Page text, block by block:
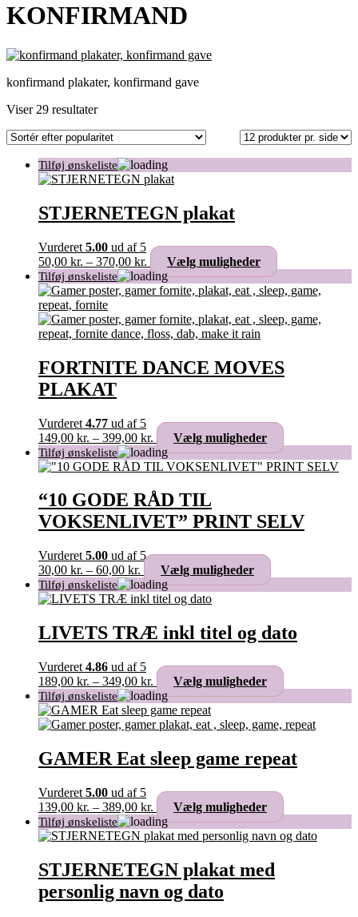
KONFIRMAND
konfirmand plakater, konfirmand gave
Viser 29 resultaterSorteret
popularitet
STJERNETEGN plakat
Vurderet 5.00 ud af 5
50,00 kr. – 370,00 kr. Prisinterval:
50,00 kr.
til
Vælg muligheder
har
varianter.
vælges
på
FORTNITE DANCE MOVES
PLAKAT
Vurderet 4.77 ud af 5
149,00 kr. – 399,00 kr. Prisinterval:
149,00 kr.
til
Vælg muligheder
har
kan
“10 GODE RÅD TIL
VOKSENLIVET” PRINT SELV
Vurderet 5.00 ud af 5
30,00 kr. – 60,00 kr. Prisinterval:
30,00 kr.
til
Vælg muligheder
varianter.
Mulighederne
vælges
varesiden
LIVETS TRÆ inkl titel og dato
Vurderet 4.86 ud af 5
189,00 kr. – 349,00 kr. Prisinterval:
189,00 kr.
til
349,00 kr.
Vælg muligheder
flere
Mulighederne
kan
på
GAMER Eat sleep game repeat
Vurderet 5.00 ud af 5
139,00 kr. – 389,00 kr. Prisinterval:
139,00 kr.
til
Vælg muligheder
har
STJERNETEGN plakat med
personlig navn og dato